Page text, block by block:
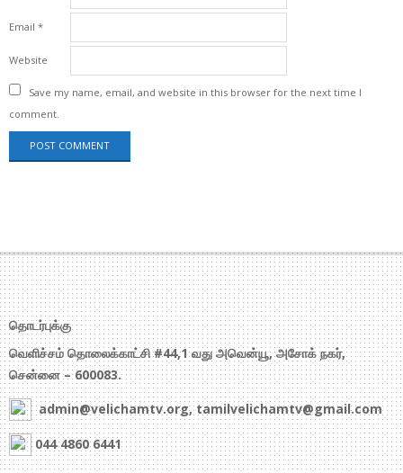
Email *
Website
Save my name, email, and website in this browser for the next time I
comment.
தொடர்புக்கு
வெளிச்சம் தொலைக்காட்சி #44,1 வது அவென்யூ, அசோக் நகர்,
சென்னை – 600083.
admin@velichamtv.org, tamilvelichamtv@gmail.com
044 4860 6441